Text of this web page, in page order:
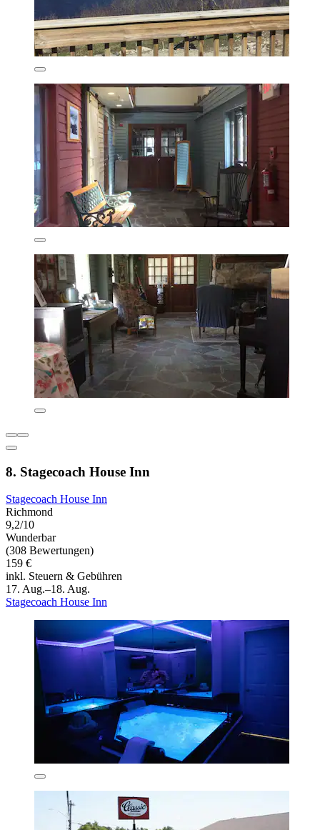
8. Stagecoach House Inn
Stagecoach House Inn
Richmond
9,2/10
Wunderbar
(308 Bewertungen)
159 €
inkl. Steuern & Gebühren
17. Aug.–18. Aug.
Stagecoach House Inn